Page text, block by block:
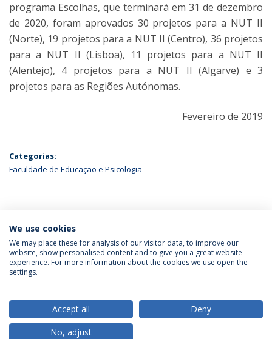
programa Escolhas, que terminará em 31 de dezembro
de 2020, foram aprovados 30 projetos para a NUT II
(Norte), 19 projetos para a NUT II (Centro), 36 projetos
para a NUT II (Lisboa), 11 projetos para a NUT II
(Alentejo), 4 projetos para a NUT II (Algarve) e 3
projetos para as Regiões Autónomas.
Fevereiro de 2019
Categorias:
Faculdade de Educação e Psicologia
ÚLTIMAS NOTÍCIAS
Política de Privacidade
Termos & Condições
We use cookies
We may place these for analysis of our visitor data, to improve our
website, show personalised content and to give you a great website
experience. For more information about the cookies we use open the
settings.
Accept all
Deny
No, adjust